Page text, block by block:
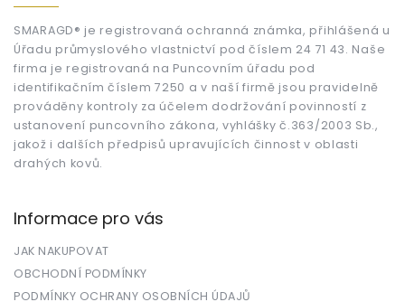
SMARAGD® je registrovaná ochranná známka, přihlášená u
Úřadu průmyslového vlastnictví pod číslem 24 71 43. Naše
firma je registrovaná na Puncovním úřadu pod
identifikačním číslem 7250 a v naší firmě jsou pravidelně
prováděny kontroly za účelem dodržování povinností z
ustanovení puncovního zákona, vyhlášky č.363/2003 Sb.,
jakož i dalších předpisů upravujících činnost v oblasti
drahých kovů.
Informace pro vás
JAK NAKUPOVAT
OBCHODNÍ PODMÍNKY
PODMÍNKY OCHRANY OSOBNÍCH ÚDAJŮ